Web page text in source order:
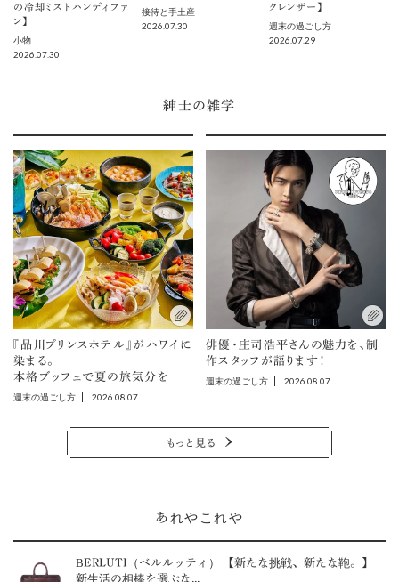
の冷却ミストハンディファ
ン】
小物
2026.07.30
接待と手土産
2026.07.30
クレンザー】
週末の過ごし方
2026.07.29
紳士の雑学
『品川プリンスホテル』がハワイに
染まる。
本格ブッフェで夏の旅気分を
週末の過ごし方 2026.08.07
俳優・庄司浩平さんの魅力を、制
作スタッフが語ります！
週末の過ごし方 2026.08.07
もっと見る
あれやこれや
BERLUTI（ベルルッティ） 【新たな挑戦、新たな鞄。】
新生活の相棒を選ぶな...